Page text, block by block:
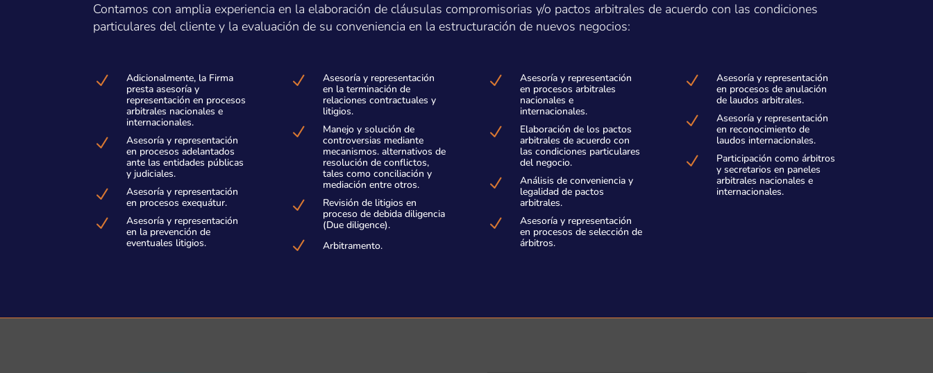
Contamos con amplia experiencia en la elaboración de cláusulas compromisorias y/o pactos arbitrales de acuerdo con las condiciones
particulares del cliente y la evaluación de su conveniencia en la estructuración de nuevos negocios:
N
Adicionalmente, la Firma
presta asesoría y
representación en procesos
arbitrales nacionales e
internacionales.
N
Asesoría y representación
en procesos adelantados
ante las entidades públicas
y judiciales.
N
Asesoría y representación
en procesos exequátur.
N
Asesoría y representación
en la prevención de
eventuales litigios.
N
Asesoría y representación
en la terminación de
relaciones contractuales y
litigios.
N
Manejo y solución de
controversias mediante
mecanismos. alternativos de
resolución de conflictos,
tales como conciliación y
mediación entre otros.
N
Revisión de litigios en
proceso de debida diligencia
(Due diligence).
N Arbitramento.
N
Asesoría y representación
en procesos arbitrales
nacionales e
internacionales.
N
Elaboración de los pactos
arbitrales de acuerdo con
las condiciones particulares
del negocio.
N
Análisis de conveniencia y
legalidad de pactos
arbitrales.
N
Asesoría y representación
en procesos de selección de
árbitros.
N
Asesoría y representación
en procesos de anulación
de laudos arbitrales.
N
Asesoría y representación
en reconocimiento de
laudos internacionales.
N
Participación como árbitros
y secretarios en paneles
arbitrales nacionales e
internacionales.